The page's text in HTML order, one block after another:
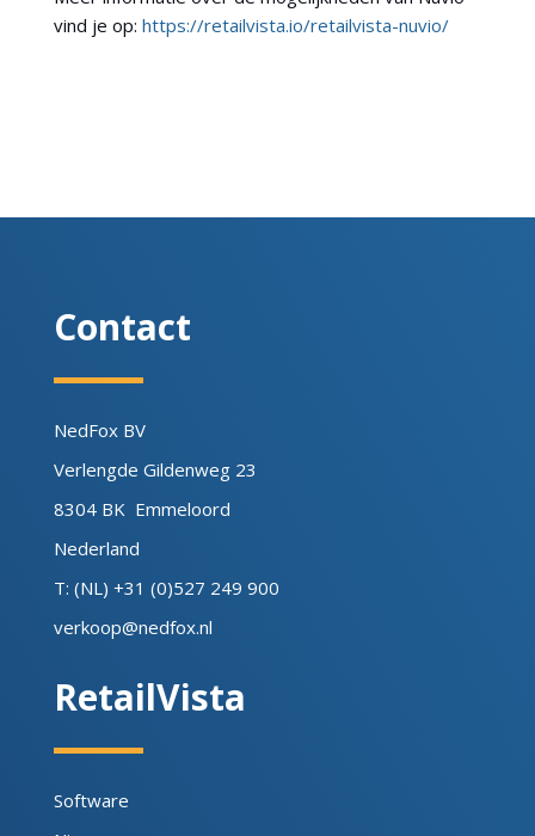
vind je op: https://retailvista.io/retailvista-nuvio/
Contact
NedFox BV
Verlengde Gildenweg 23
8304 BK Emmeloord
Nederland
T: (NL) +31 (0)527 249 900
verkoop@nedfox.nl
RetailVista
Software